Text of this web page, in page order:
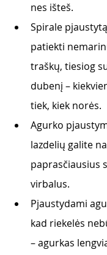
nes išteš.
Spirale
patiekti
traškų, tiesiog
dubenį –
tiek, kiek norės.
Agurko
lazdelių galite
paprasčiausius
virbalus.
Pjaustydami
kad riekelės
– agurkas